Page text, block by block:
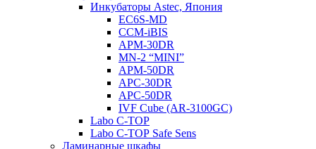
Инкубаторы Astec, Япония
EC6S-MD
CCM-iBIS
APM-30DR
MN-2 “MINI”
APM-50DR
APC-30DR
APC-50DR
IVF Cube (AR-3100GC)
Labo С-ТОР
Labo С-ТОР Safe Sens
Ламинарные шкафы